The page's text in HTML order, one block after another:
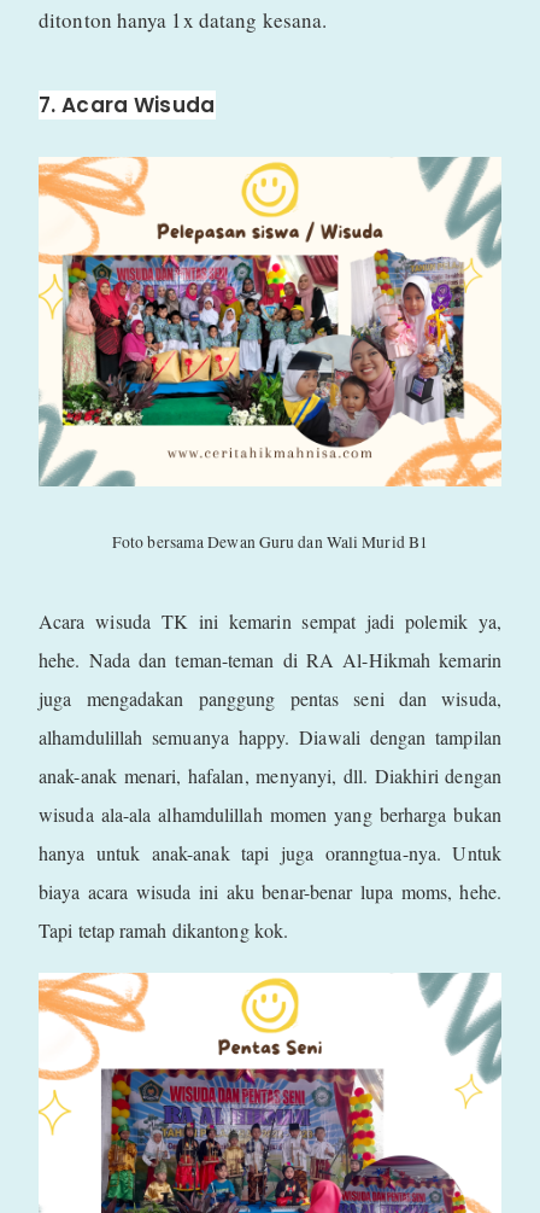
ditonton hanya 1x datang kesana.
7. Acara Wisuda
Foto bersama Dewan Guru dan Wali Murid B1
Acara wisuda TK ini kemarin sempat jadi polemik ya,
hehe. Nada dan teman-teman di RA Al-Hikmah kemarin
juga mengadakan panggung pentas seni dan wisuda,
alhamdulillah semuanya happy. Diawali dengan tampilan
anak-anak menari, hafalan, menyanyi, dll. Diakhiri dengan
wisuda ala-ala alhamdulillah momen yang berharga bukan
hanya untuk anak-anak tapi juga oranngtua-nya. Untuk
biaya acara wisuda ini aku benar-benar lupa moms, hehe.
Tapi tetap ramah dikantong kok.